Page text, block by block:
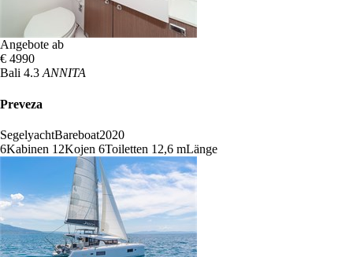
Angebote ab
€ 4990
Bali 4.3ANNITA
Preveza
SegelyachtBareboat2020
6Kabinen 12Kojen 6Toiletten 12,6 mLänge